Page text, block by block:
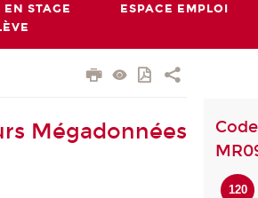
STAGE
ESPACE EMPLOI
Mégadonnées
120